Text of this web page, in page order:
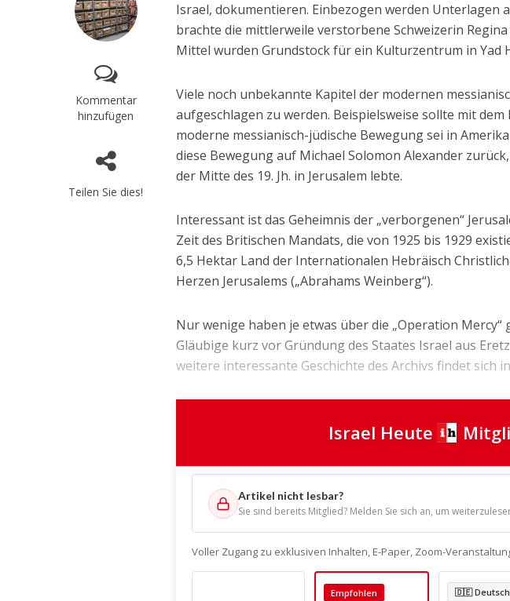
Kommentar
hinzufügen
Teilen Sie dies!
Israel, dokumentieren. Einbezogen werden Unterlagen
brachte die mittlerweile verstorbene Schweizerin
Mittel wurden Grundstock für ein Kulturzentrum in Yad
Viele noch unbekannte Kapitel der modernen
aufgeschlagen zu werden. Beispielsweise sollte mit
moderne messianisch-jüdische Bewegung sei in
diese Bewegung auf Michael Solomon Alexander
der Mitte des 19. Jh. in Jerusalem lebte.
Interessant ist das Geheimnis der „verborgenen“
Zeit des Britischen Mandats, die von 1925 bis 1929
6,5 Hektar Land der Internationalen Hebräisch
Herzen Jerusalems („Abrahams Weinberg“).
Nur wenige haben je etwas über die „Operation Mercy“
Gläubige kurz vor Gründung des Staates Israel aus
weitere interessante Geschichte des Archivs findet sich
Israel Heute
Artikel nicht lesbar?
Sie sind bereits Mitglied? Melden Sie sich an, um
Voller Zugang zu exklusiven Inhalten, E-Paper, Zoom-
Empfohlen 🇩🇪